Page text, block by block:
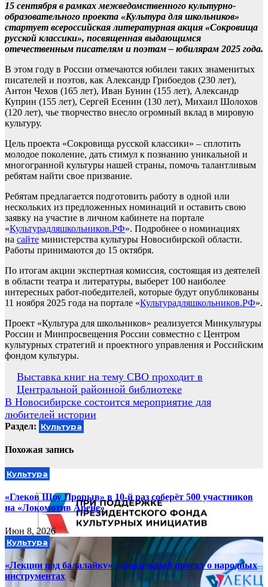
15 сентября в рамках межведомственного культурно-
образовательного проекта «Культура для школьников»
стартует всероссийская литературная акция «Сокровища
русской классики», посвященная выдающимся
отечественным писателям и поэтам – юбилярам 2025 года.
В этом году в России отмечаются юбилеи таких знаменитых
писателей и поэтов, как Александр Грибоедов (230 лет),
Антон Чехов (165 лет), Иван Бунин (155 лет), Александр
Куприн (155 лет), Сергей Есенин (130 лет), Михаил Шолохов
(120 лет), чье творчество внесло огромный вклад в мировую
культуру.
Цель проекта «Сокровища русской классики» – сплотить
молодое поколение, дать стимул к познанию уникальной и
многогранной культуры нашей страны, помочь талантливым
ребятам найти свое призвание.
Ребятам предлагается подготовить работу в одной или
нескольких из предложенных номинаций и оставить свою
заявку на участие в личном кабинете на портале
«Культурадляшкольников.РФ». Подробнее о номинациях
на сайте министерства культуры Новосибирской области.
Работы принимаются до 15 октября.
По итогам акции экспертная комиссия, состоящая из деятелей
в области театра и литературы, выберет 100 наиболее
интересных работ-победителей, которые будут опубликованы
11 ноября 2025 года на портале «Культурадляшкольников.РФ».
Проект «Культура для школьников» реализуется Минкультуры
России и Минпросвещения России совместно с Центром
культурных стратегий и проектного управления и Российским
фондом культуры.
Навигация
по
записям
Выставка книг на тему СВО проходит в
Центральной районной библиотеке
В Новосибирске состоится мероприятие для
любителей истории
Раздел: Культура
Похожая запись
Культура
«Глеков Шоу Прорыв» в 10-й раз соберёт 500 участников
на «Локомотив Арене»
Июн 8, 2026
Культура
«Лекции под балалайку»: уникальный проект о народных
инструментах